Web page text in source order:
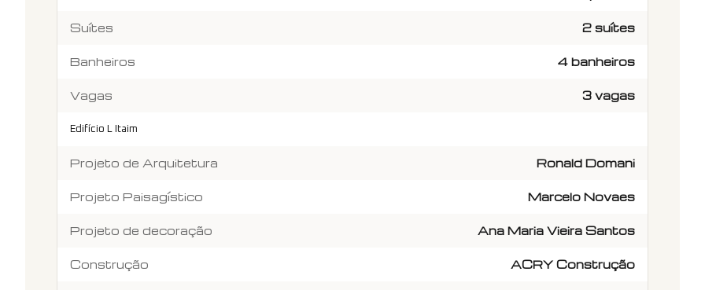
Suítes 2 suítes
Banheiros 4 banheiros
Vagas 3 vagas
Edifício L Itaim
Projeto de Arquitetura Ronald Domani
Projeto Paisagístico Marcelo Novaes
Projeto de decoração Ana Maria Vieira Santos
Construção ACRY Construção